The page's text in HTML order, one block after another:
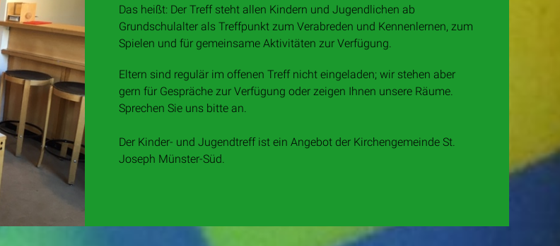
Das heißt: Der Treff steht allen Kindern und Jugendlichen ab
Grundschulalter als Treffpunkt zum Verabreden und Kennenlernen, zum
Spielen und für gemeinsame Aktivitäten zur Verfügung.
Eltern sind regulär im offenen Treff nicht eingeladen; wir stehen aber
gern für Gespräche zur Verfügung oder zeigen Ihnen unsere Räume.
Sprechen Sie uns bitte an.
Der Kinder- und Jugendtreff ist ein Angebot der Kirchengemeinde St.
Joseph Münster-Süd.